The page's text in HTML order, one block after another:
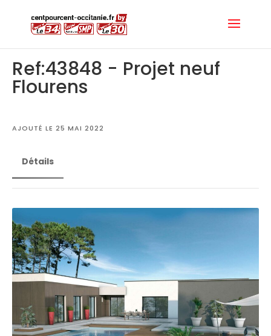
Ref:43848 - Projet neuf
Flourens
AJOUTÉ LE 25 MAI 2022
Détails